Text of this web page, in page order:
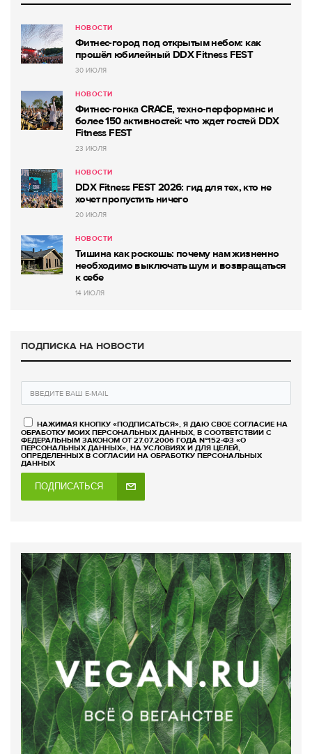
НОВОСТИ
Фитнес-город под открытым небом: как
прошёл юбилейный DDX Fitness FEST
30 ИЮЛЯ
НОВОСТИ
Фитнес-гонка CRACE, техно-перформанс и
более 150 активностей: что ждет гостей DDX
Fitness FEST
23 ИЮЛЯ
НОВОСТИ
DDX Fitness FEST 2026: гид для тех, кто не
хочет пропустить ничего
20 ИЮЛЯ
НОВОСТИ
Тишина как роскошь: почему нам жизненно
необходимо выключать шум и возвращаться
к себе
14 ИЮЛЯ
ПОДПИСКА НА НОВОСТИ
НАЖИМАЯ КНОПКУ «ПОДПИСАТЬСЯ», Я ДАЮ СВОЕ СОГЛАСИЕ НА
ОБРАБОТКУ МОИХ ПЕРСОНАЛЬНЫХ ДАННЫХ, В СООТВЕТСТВИИ С
ФЕДЕРАЛЬНЫМ ЗАКОНОМ ОТ 27.07.2006 ГОДА №152-ФЗ «О
ПЕРСОНАЛЬНЫХ ДАННЫХ», НА УСЛОВИЯХ И ДЛЯ ЦЕЛЕЙ,
ОПРЕДЕЛЕННЫХ В СОГЛАСИИ НА ОБРАБОТКУ ПЕРСОНАЛЬНЫХ
ДАННЫХ
ПОДПИСАТЬСЯ